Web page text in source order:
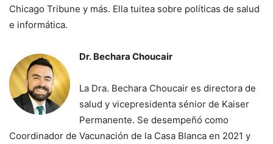
Chicago Tribune y más. Ella tuitea sobre políticas de salud
e informática.
Dr. Bechara Choucair
La Dra. Bechara Choucair es directora de
salud y vicepresidenta sénior de Kaiser
Permanente. Se desempeñó como
Coordinador de Vacunación de la Casa Blanca en 2021 y